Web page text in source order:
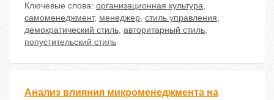
Ключевые слова: организационная культура,
самоменеджмент, менеджер, стиль управления,
демократический стиль, авторитарный стиль,
попустительский стиль
Анализ влияния микроменеджмента на